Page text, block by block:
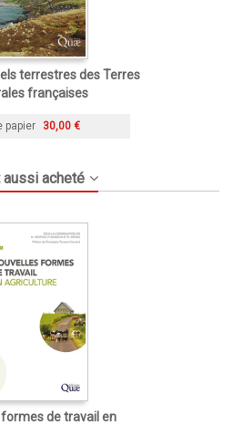
terrestres des Terres
françaises
papier 30,00 €
aussi acheté
formes de travail en